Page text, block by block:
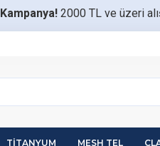
Kampanya! 2000 TL ve üzeri
TITANYUM MESH TEL